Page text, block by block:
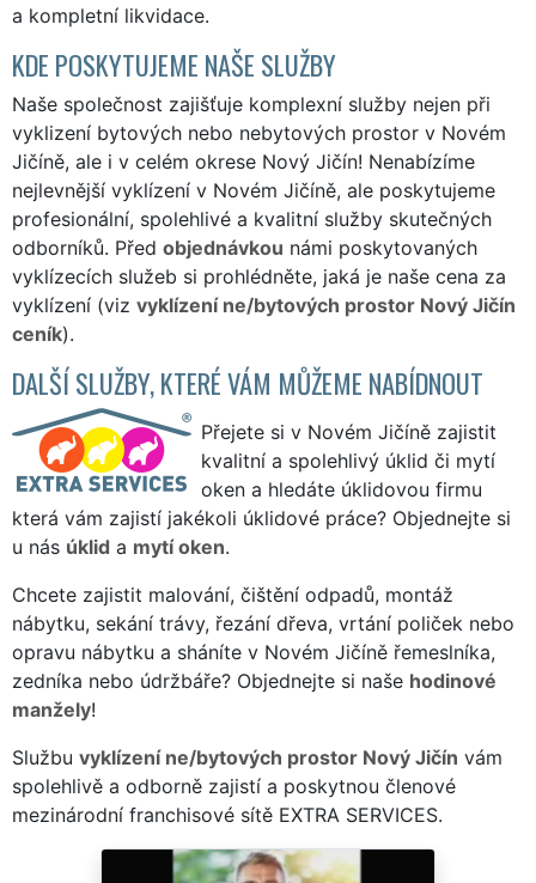
a kompletní likvidace.
KDE POSKYTUJEME NAŠE SLUŽBY
Naše společnost zajišťuje komplexní služby nejen při
vyklizení bytových nebo nebytových prostor v Novém
Jičíně, ale i v celém okrese Nový Jičín! Nenabízíme
nejlevnější vyklízení v Novém Jičíně, ale poskytujeme
profesionální, spolehlivé a kvalitní služby skutečných
odborníků. Před objednávkou námi poskytovaných
vyklízecích služeb si prohlédněte, jaká je naše cena za
vyklízení (viz vyklízení ne/bytových prostor Nový Jičín
ceník).
DALŠÍ SLUŽBY, KTERÉ VÁM MŮŽEME NABÍDNOUT
Přejete si v Novém Jičíně zajistit
kvalitní a spolehlivý úklid či mytí
oken a hledáte úklidovou firmu
která vám zajistí jakékoli úklidové práce? Objednejte si
u nás úklid a mytí oken.
Chcete zajistit malování, čištění odpadů, montáž
nábytku, sekání trávy, řezání dřeva, vrtání poliček nebo
opravu nábytku a sháníte v Novém Jičíně řemeslníka,
zedníka nebo údržbáře? Objednejte si naše hodinové
manžely!
Službu vyklízení ne/bytových prostor Nový Jičín vám
spolehlivě a odborně zajistí a poskytnou členové
mezinárodní franchisové sítě EXTRA SERVICES.